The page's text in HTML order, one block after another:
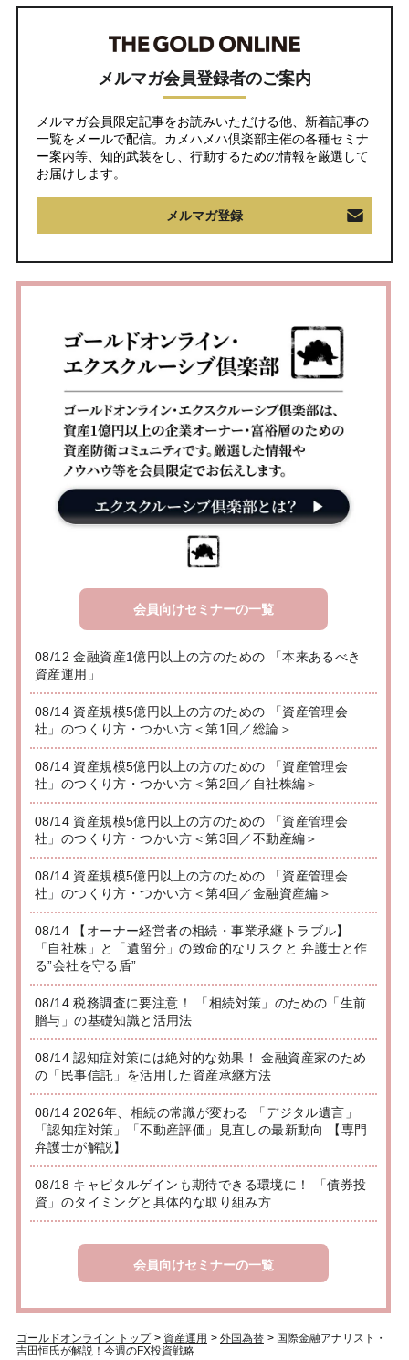
メルマガ会員登録者のご案内
メルマガ会員限定記事をお読みいただける他、新着記事の
一覧をメールで配信。カメハメハ倶楽部主催の各種セミナ
ー案内等、知的武装をし、行動するための情報を厳選して
お届けします。
メルマガ登録
会員向けセミナーの一覧
08/12 金融資産1億円以上の方のための 「本来あるべき
資産運用」
08/14 資産規模5億円以上の方のための 「資産管理会
社」のつくり方・つかい方＜第1回／総論＞
08/14 資産規模5億円以上の方のための 「資産管理会
社」のつくり方・つかい方＜第2回／自社株編＞
08/14 資産規模5億円以上の方のための 「資産管理会
社」のつくり方・つかい方＜第3回／不動産編＞
08/14 資産規模5億円以上の方のための 「資産管理会
社」のつくり方・つかい方＜第4回／金融資産編＞
08/14 【オーナー経営者の相続・事業承継トラブル】
「自社株」と「遺留分」の致命的なリスクと 弁護士と作
る”会社を守る盾”
08/14 税務調査に要注意！ 「相続対策」のための「生前
贈与」の基礎知識と活用法
08/14 認知症対策には絶対的な効果！ 金融資産家のため
の「民事信託」を活用した資産承継方法
08/14 2026年、相続の常識が変わる 「デジタル遺言」
「認知症対策」「不動産評価」見直しの最新動向 【専門
弁護士が解説】
08/18 キャピタルゲインも期待できる環境に！ 「債券投
資」のタイミングと具体的な取り組み方
会員向けセミナーの一覧
ゴールドオンライン トップ > 資産運用 > 外国為替 > 国際金融アナリスト・
吉田恒氏が解説！今週のFX投資戦略